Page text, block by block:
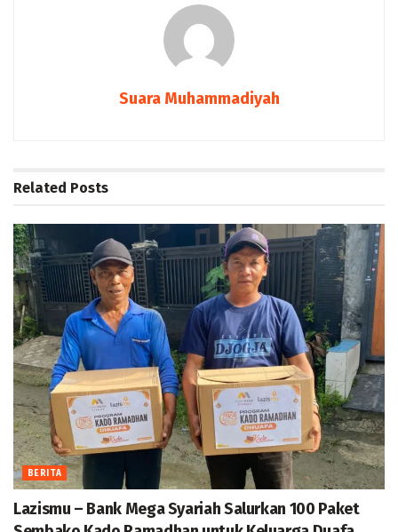
Suara Muhammadiyah
Related Posts
BERITA
Lazismu – Bank Mega Syariah Salurkan 100 Paket